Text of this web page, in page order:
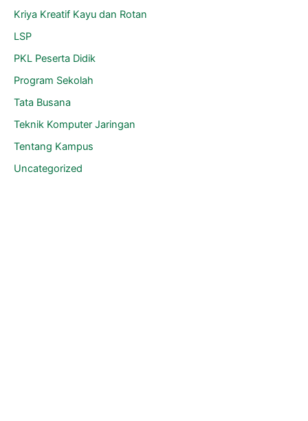
Kriya Kreatif Kayu dan Rotan
LSP
PKL Peserta Didik
Program Sekolah
Tata Busana
Teknik Komputer Jaringan
Tentang Kampus
Uncategorized